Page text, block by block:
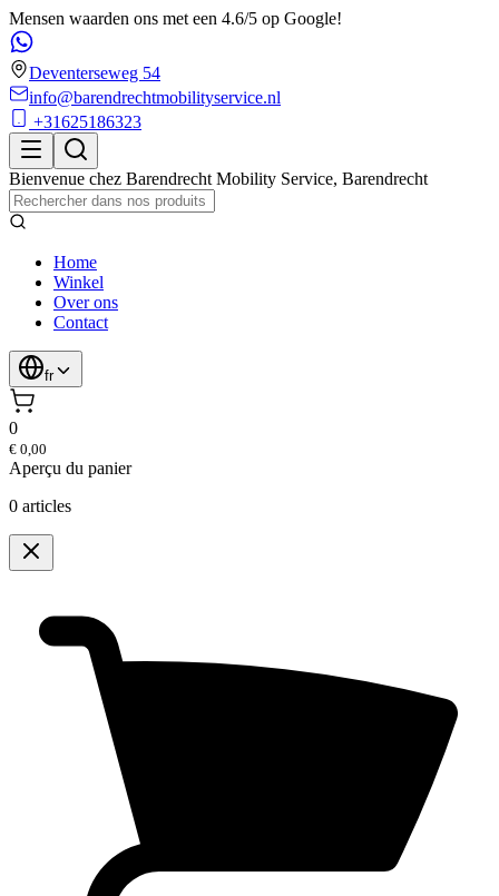
Mensen waarden ons met een 4.6/5 op Google!
Deventerseweg 54
info@barendrechtmobilityservice.nl
+31625186323
Bienvenue chez Barendrecht Mobility Service, Barendrecht
Home
Winkel
Over ons
Contact
fr
0
€ 0,00
Aperçu du panier
0 articles